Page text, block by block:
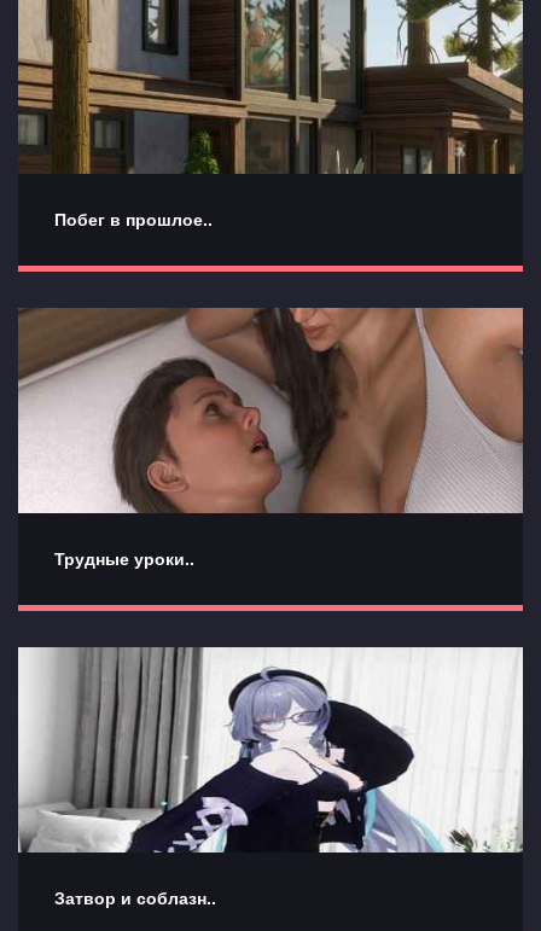
Побег в прошлое..
Трудные уроки..
Затвор и соблазн..